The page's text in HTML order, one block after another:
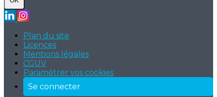
Plan du site
Licences
Mentions légales
CGUV
Paramétrer vos cookies
Se connecter